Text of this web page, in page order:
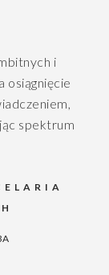
i
osiągnięcie
spektrum